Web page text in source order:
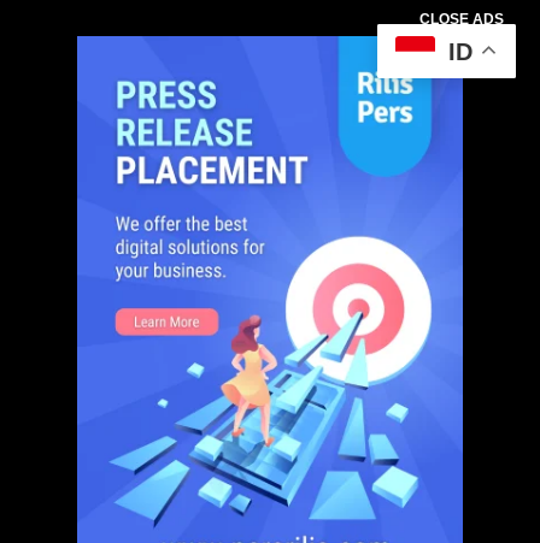
CLOSE ADS
ID